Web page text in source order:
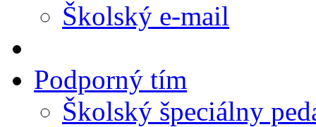
Školský e-mail
Podporný tím
Školský špeciálny